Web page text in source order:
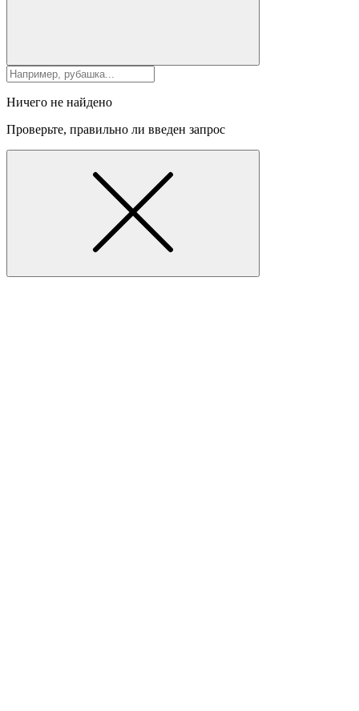
Ничего не найдено
Проверьте, правильно ли введен запрос